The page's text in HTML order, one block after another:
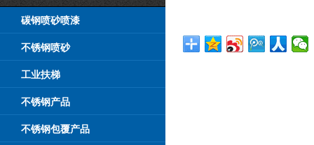
碳钢喷砂喷漆
不锈钢喷砂
工业扶梯
不锈钢产品
不锈钢包覆产品